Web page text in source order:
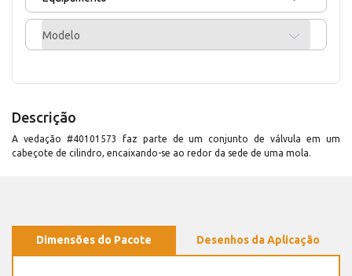
Modelo
Descrição
A vedação #40101573 faz parte de um conjunto de válvula em um
cabeçote de cilindro, encaixando-se ao redor da sede de uma mola.
Dimensões do Pacote Desenhos da Aplicação